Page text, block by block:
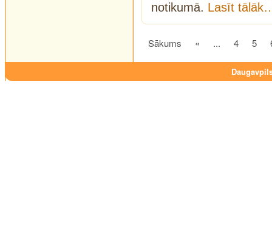
notikumā. Lasīt
Sākums « ... 4 5